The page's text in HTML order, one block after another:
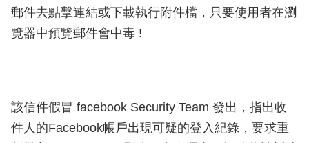
郵件去點擊連結或下載執行附件檔，只要使用者在瀏
覽器中預覽郵件會中毒 !
該信件假冒 facebook Security Team 發出，指出收
件人的Facebook帳戶出現可疑的登入紀錄，要求重